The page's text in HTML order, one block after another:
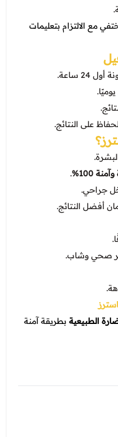
مع الالتزام بتعليمات
ساعة.
على النتائج.
؟
100%
.
جراحي.
أفضل النتائج.
صحي وشاب.
الطبيعيةبطريقة آمنة